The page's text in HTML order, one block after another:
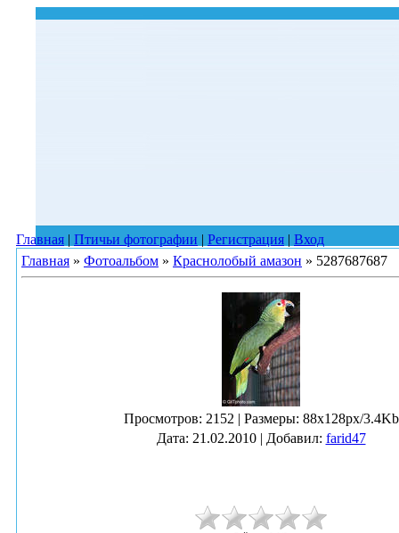
Главная | Птичьи фотографии | Регистрация | Вход
Главная » Фотоальбом » Краснолобый амазон » 5287687687
Просмотров: 2152 | Размеры: 88x128px/3.4Kb
Дата: 21.02.2010 | Добавил: farid47